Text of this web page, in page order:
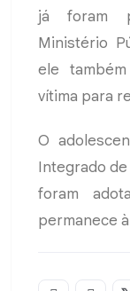
já foram
Ministério
ele
vítima para
O
Integrado
foram
permanece